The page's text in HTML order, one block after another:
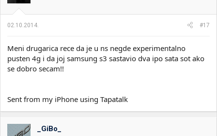
02.10.2014. #17
Meni drugarica rece da je u ns negde experimentalno
pusten 4g i da joj samsung s3 sastavio dva ipo sata sot ako
se dobro secam!!
Sent from my iPhone using Tapatalk
_GiBo_